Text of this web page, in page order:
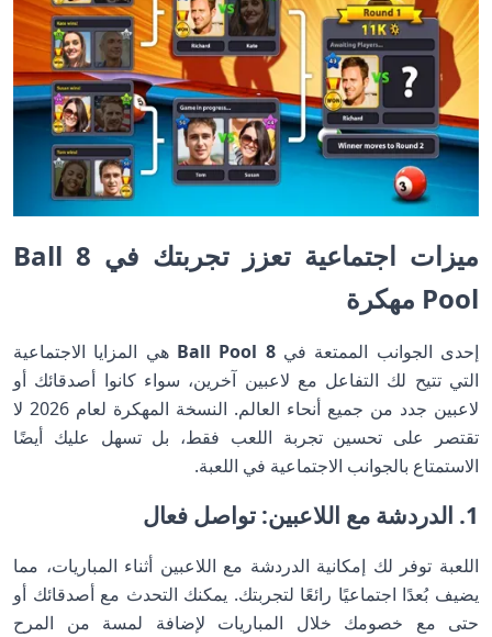
ميزات اجتماعية تعزز تجربتك في 8 Ball
Pool مهكرة
إحدى الجوانب الممتعة في8 Ball Pool
هي المزايا الاجتماعية
التي تتيح لك التفاعل مع لاعبين آخرين، سواء كانوا أصدقائك أو
لاعبين جدد من جميع أنحاء العالم. النسخة المهكرة لعام 2026 لا
تقتصر على تحسين تجربة اللعب فقط، بل تسهل عليك أيضًا
الاستمتاع بالجوانب الاجتماعية في اللعبة.
1. الدردشة مع اللاعبين: تواصل فعال
اللعبة توفر لك إمكانية الدردشة مع اللاعبين أثناء المباريات، مما
يضيف بُعدًا اجتماعيًا رائعًا لتجربتك. يمكنك التحدث مع أصدقائك أو
حتى مع خصومك خلال المباريات لإضافة لمسة من المرح